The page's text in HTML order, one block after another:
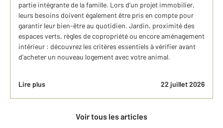
partie intégrante de la famille. Lors d’un projet immobilier,
leurs besoins doivent également être pris en compte pour
garantir leur bien-être au quotidien. Jardin, proximité des
espaces verts, règles de copropriété ou encore aménagement
intérieur : découvrez les critères essentiels à vérifier avant
d’acheter un nouveau logement avec votre animal.
Lire plus 22 juillet 2026
Voir tous les articles